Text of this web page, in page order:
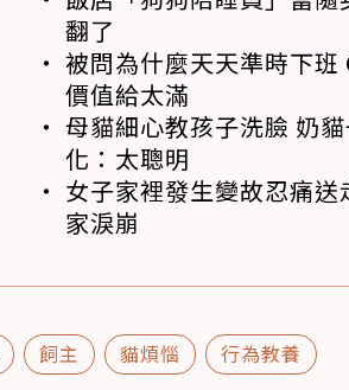
翻了
被問為什麼天天準時下
價值給太滿
母貓細心教孩子洗臉 奶
化：太聰明
女子家裡發生變故忍痛
家淚崩
飼主 貓煩惱 行為教養